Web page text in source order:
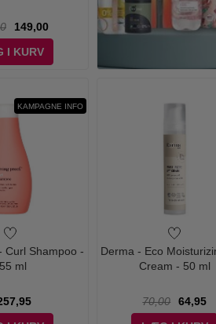
149,00
I KURV
KAMPAGNE INFO
Curl Shampoo -
ml
Derma - Eco
Cream - 50 ml
70,00
64,95